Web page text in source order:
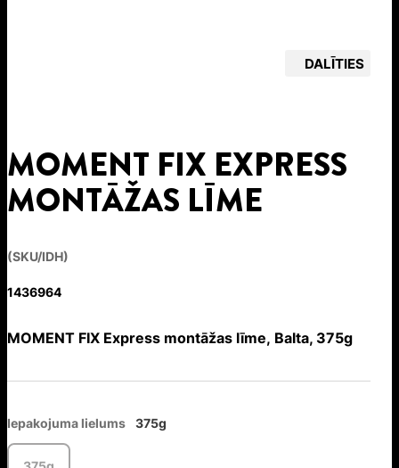
DALĪTIES
MOMENT FIX EXPRESS
MONTĀŽAS LĪME
(SKU/IDH)
1436964
MOMENT FIX Express montāžas līme, Balta, 375g
Iepakojuma lielums 375g